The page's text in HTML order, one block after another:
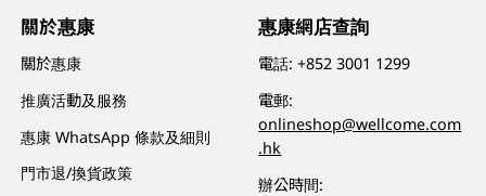
關於惠康
關於惠康
推廣活動及服務
惠康 WhatsApp 條款及細則
門市退/換貨政策
惠康網店查詢
電話:+852 3001 1299
電郵:
onlineshop@wellcome.com
.hk
辦公時間: